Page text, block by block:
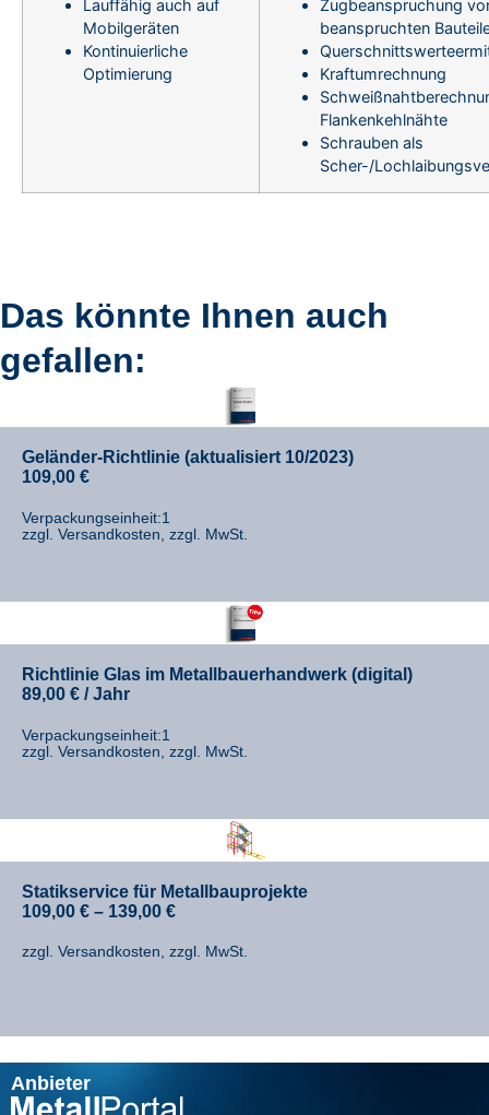
Lauffähig auch auf
Mobilgeräten
Kontinuierliche
Optimierung
Zugbeanspruchung
beanspruchten
Kraftumrechnung
Flankenkehlnähte
Schrauben als
Scher-/
Das könnte Ihnen auch
gefallen:
Geländer-Richtlinie (aktualisiert 10/2023)
109,00 €
Verpackungseinheit:1
zzgl. Versandkosten, zzgl. MwSt.
Richtlinie Glas im Metallbauerhandwerk (digital)
89,00 € / Jahr
Verpackungseinheit:1
zzgl. Versandkosten, zzgl. MwSt.
Statikservice für Metallbauprojekte
109,00 € – 139,00 €
zzgl. Versandkosten, zzgl. MwSt.
Anbieter